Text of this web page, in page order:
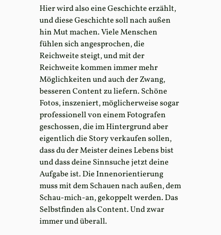
Hier wird also eine Geschichte erzählt,
und diese Geschichte soll nach außen
hin Mut machen. Viele Menschen
fühlen sich angesprochen, die
Reichweite steigt, und mit der
Reichweite kommen immer mehr
Möglichkeiten und auch der Zwang,
besseren Content zu liefern. Schöne
Fotos, inszeniert, möglicherweise sogar
professionell von einem Fotografen
geschossen, die im Hintergrund aber
eigentlich die Story verkaufen sollen,
dass du der Meister deines Lebens bist
und dass deine Sinnsuche jetzt deine
Aufgabe ist. Die Innenorientierung
muss mit dem Schauen nach außen, dem
Schau-mich-an, gekoppelt werden. Das
Selbstfinden als Content. Und zwar
immer und überall.